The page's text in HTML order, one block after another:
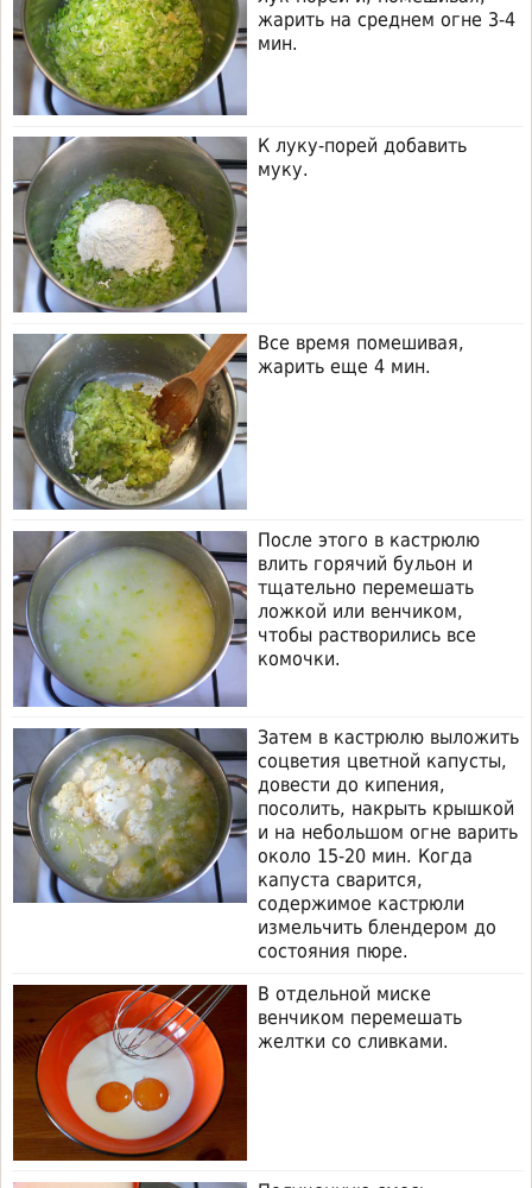
жарить на среднем огне 3-4
мин.
К луку-порей добавить
муку.
Все время помешивая,
жарить еще 4 мин.
После этого в кастрюлю
влить горячий бульон и
тщательно перемешать
ложкой или венчиком,
чтобы растворились все
комочки.
Затем в кастрюлю выложить
соцветия цветной капусты,
довести до кипения,
посолить, накрыть крышкой
и на небольшом огне варить
около 15-20 мин. Когда
капуста сварится,
содержимое кастрюли
измельчить блендером до
состояния пюре.
В отдельной миске
венчиком перемешать
желтки со сливками.